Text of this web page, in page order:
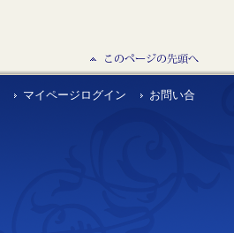
マイページログイン
お問い合